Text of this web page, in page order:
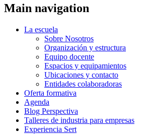
Main navigation
La escuela
Sobre Nosotros
Organización y estructura
Equipo docente
Espacios y equipamientos
Ubicaciones y contacto
Entidades colaboradoras
Oferta formativa
Agenda
Blog Perspectiva
Talleres de industria para empresas
Experiencia Sert